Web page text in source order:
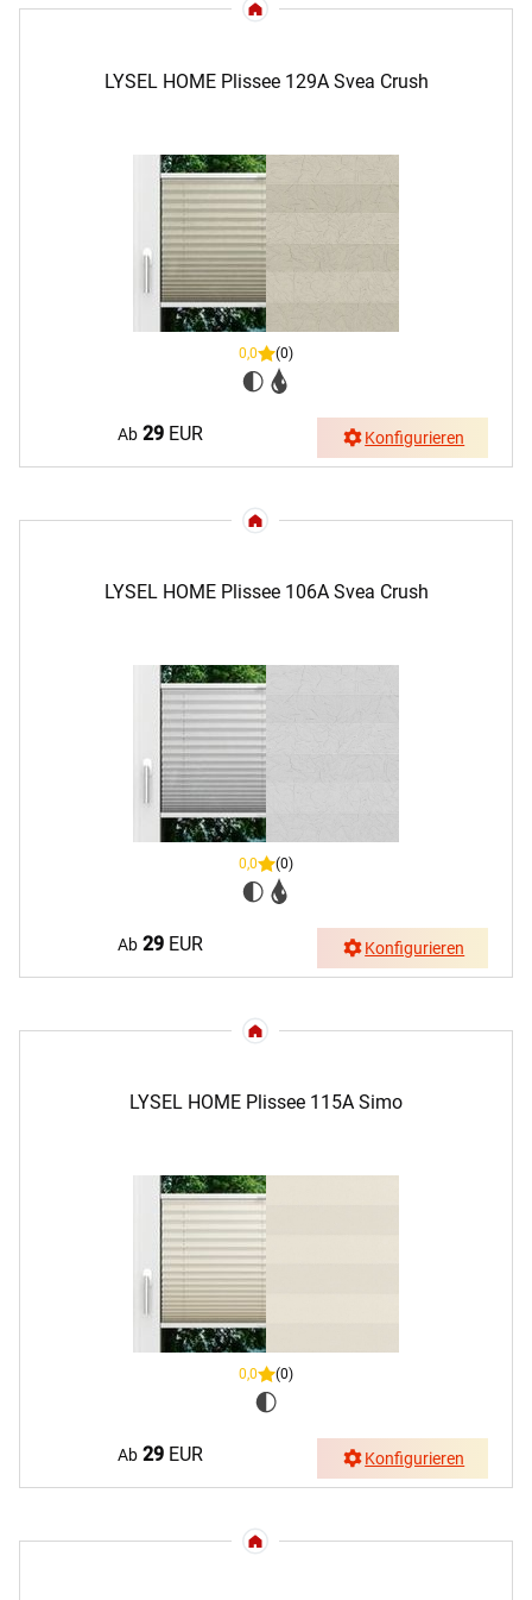
LYSEL HOME Plissee 129A Svea Crush
0,0 (0)
Ab 29 EUR Konfigurieren
LYSEL HOME Plissee 106A Svea Crush
0,0 (0)
Ab 29 EUR Konfigurieren
LYSEL HOME Plissee 115A Simo
0,0 (0)
Ab 29 EUR Konfigurieren